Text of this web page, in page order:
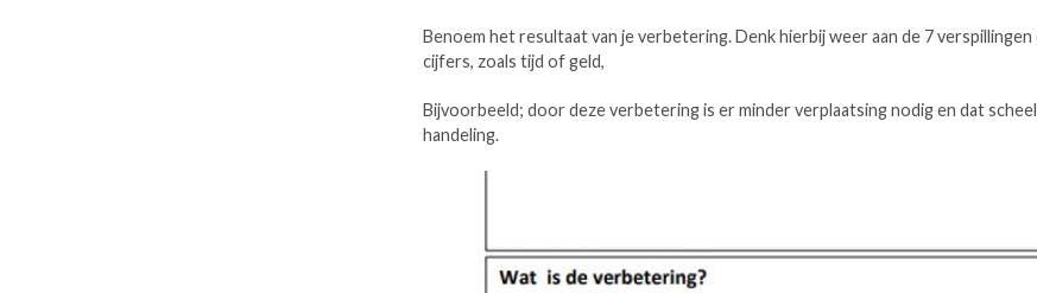
Benoem het resultaat van je verbetering. Denk hierbij weer aan de 7 verspillingen
cijfers, zoals tijd of geld,
Bijvoorbeeld; door deze verbetering is er minder verplaatsing nodig en dat
handeling.